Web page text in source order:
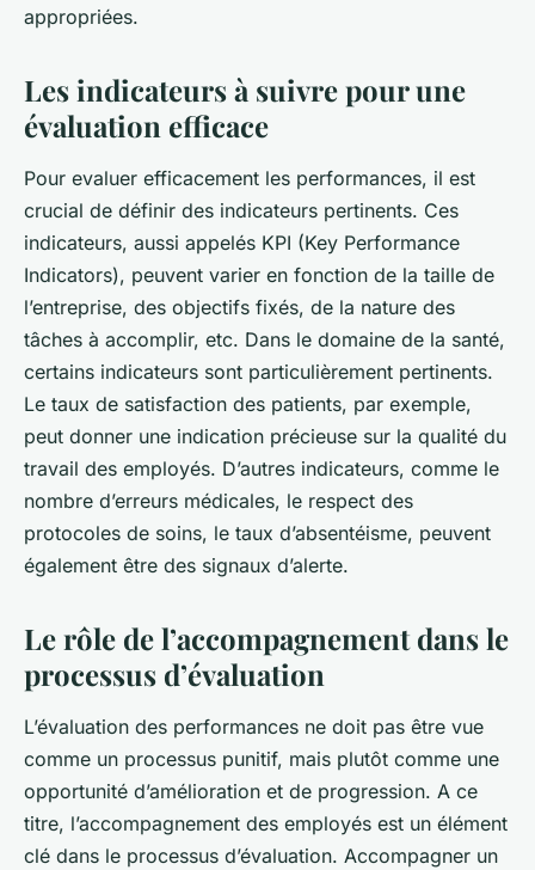
appropriées.
Les indicateurs à suivre pour une
évaluation efficace
Pour evaluer efficacement les performances, il est
crucial de définir des indicateurs pertinents. Ces
indicateurs, aussi appelés KPI (Key Performance
Indicators), peuvent varier en fonction de la taille de
l’entreprise, des objectifs fixés, de la nature des
tâches à accomplir, etc. Dans le domaine de la santé,
certains indicateurs sont particulièrement pertinents.
Le taux de satisfaction des patients, par exemple,
peut donner une indication précieuse sur la qualité du
travail des employés. D’autres indicateurs, comme le
nombre d’erreurs médicales, le respect des
protocoles de soins, le taux d’absentéisme, peuvent
également être des signaux d’alerte.
Le rôle de l’accompagnement dans le
processus d’évaluation
L’évaluation des performances ne doit pas être vue
comme un processus punitif, mais plutôt comme une
opportunité d’amélioration et de progression. A ce
titre, l’accompagnement des employés est un élément
clé dans le processus d’évaluation. Accompagner un